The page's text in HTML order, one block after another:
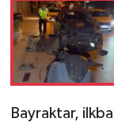
Bayraktar,